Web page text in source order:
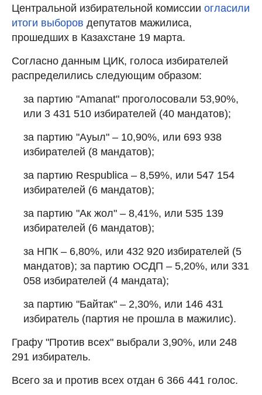
Центральной избирательной комиссии огласили
итоги выборов депутатов мажилиса,
прошедших в Казахстане 19 марта.
Согласно данным ЦИК, голоса избирателей
распределились следующим образом:
за партию "Amanat" проголосовали 53,90%,
или 3 431 510 избирателей (40 мандатов);
за партию "Ауыл" – 10,90%, или 693 938
избирателей (8 мандатов);
за партию Respublica – 8,59%, или 547 154
избирателей (6 мандатов);
за партию "Ак жол" – 8,41%, или 535 139
избирателей (6 мандатов);
за НПК – 6,80%, или 432 920 избирателей (5
мандатов); за партию ОСДП – 5,20%, или 331
058 избирателей (4 мандата);
за партию "Байтак" – 2,30%, или 146 431
избиратель (партия не прошла в мажилис).
Графу "Против всех" выбрали 3,90%, или 248
291 избиратель.
Всего за и против всех отдан 6 366 441 голос.